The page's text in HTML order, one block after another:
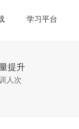
学习平台
提升
人次